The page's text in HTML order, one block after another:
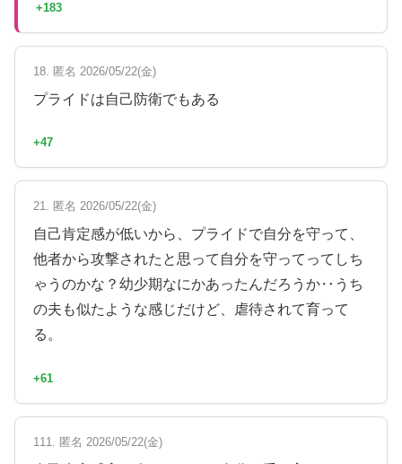
+183
18. 匿名 2026/05/22(金)
プライドは自己防衛でもある
+47
21. 匿名 2026/05/22(金)
自己肯定感が低いから、プライドで自分を守って、
他者から攻撃されたと思って自分を守ってってしち
ゃうのかな？幼少期なにかあったんだろうか‥うち
の夫も似たような感じだけど、虐待されて育って
る。
+61
111. 匿名 2026/05/22(金)